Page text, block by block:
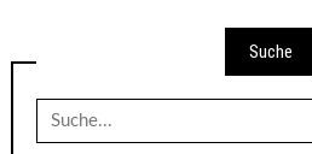
Suche
Suche
nach: